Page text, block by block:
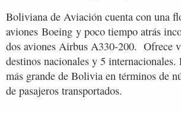
Boliviana de Aviación cuenta con una
aviones Boeing y poco tiempo atrás
dos aviones Airbus A330-200. Ofrece
destinos nacionales y 5 internacionales.
más grande de Bolivia en términos de
de pasajeros transportados.